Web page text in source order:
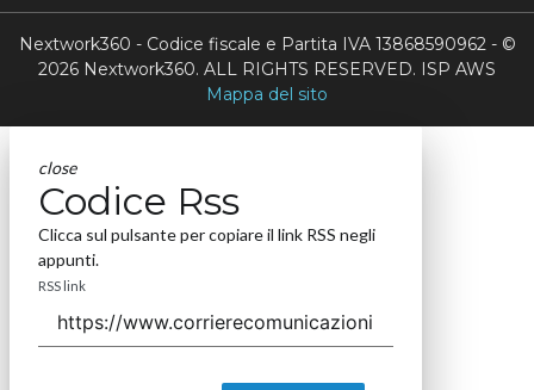
Nextwork360 - Codice fiscale e Partita IVA 13868590962 - ©
2026 Nextwork360. ALL RIGHTS RESERVED. ISP AWS
Mappa del sito
close
Codice Rss
Clicca sul pulsante per copiare il link RSS negli
appunti.
RSS link